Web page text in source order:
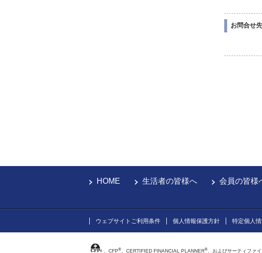
お問合せ先
HOME 生活者の皆様へ 会員の皆様
ウェブサイトご利用条件 個人情報保護方針 特定個人
、CFP®、CERTIFIED FINANCIAL PLANNER®、およびサーティファ